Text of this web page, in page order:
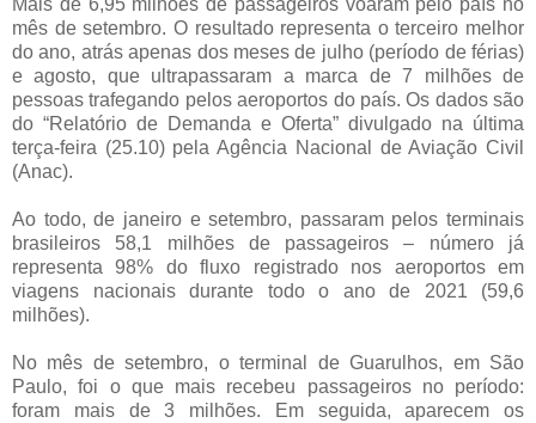
Mais de 6,95 milhões de passageiros voaram pelo país no
mês de setembro. O resultado representa o terceiro melhor
do ano, atrás apenas dos meses de julho (período de férias)
e agosto, que ultrapassaram a marca de 7 milhões de
pessoas trafegando pelos aeroportos do país. Os dados são
do “Relatório de Demanda e Oferta” divulgado na última
terça-feira (25.10) pela Agência Nacional de Aviação Civil
(Anac).
Ao todo, de janeiro e setembro, passaram pelos terminais
brasileiros 58,1 milhões de passageiros – número já
representa 98% do fluxo registrado nos aeroportos em
viagens nacionais durante todo o ano de 2021 (59,6
milhões).
No mês de setembro, o terminal de Guarulhos, em São
Paulo, foi o que mais recebeu passageiros no período:
foram mais de 3 milhões. Em seguida, aparecem os